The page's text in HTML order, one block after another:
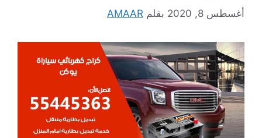
أغسطس 8, 2020 بقلم AMAAR